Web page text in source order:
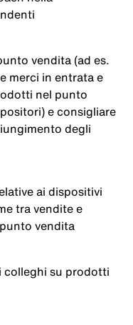
vendita (ad es.
merci in entrata e
nel punto
e consigliare
degli
ai dispositivi
tra vendite e
vendita
colleghi su prodotti